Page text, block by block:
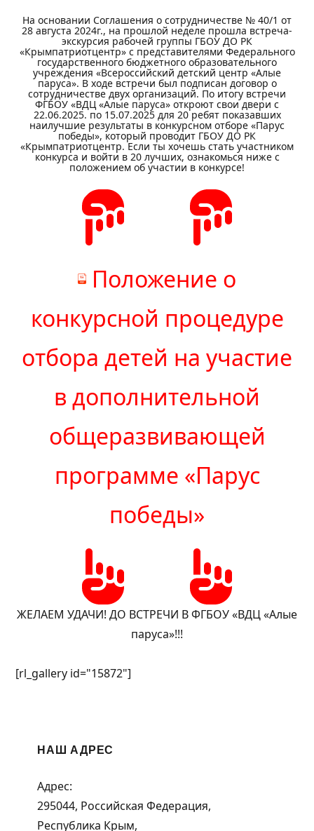
На основании Соглашения о сотрудничестве № 40/1 от
28 августа 2024г., на прошлой неделе прошла встреча-
экскурсия рабочей группы ГБОУ ДО РК
«Крымпатриотцентр» с представителями Федерального
государственного бюджетного образовательного
учреждения «Всероссийский детский центр «Алые
паруса». В ходе встречи был подписан договор о
сотрудничестве двух организаций. По итогу встречи
ФГБОУ «ВДЦ «Алые паруса» откроют свои двери с
22.06.2025. по 15.07.2025 для 20 ребят показавших
наилучшие результаты в конкурсном отборе «Парус
победы», который проводит ГБОУ ДО РК
«Крымпатриотцентр. Если ты хочешь стать участником
конкурса и войти в 20 лучших, ознакомься ниже с
положением об участии в конкурсе!
Положение о
конкурсной процедуре
отбора детей на участие
в дополнительной
общеразвивающей
программе «Парус
победы»
ЖЕЛАЕМ УДАЧИ! ДО ВСТРЕЧИ В ФГБОУ «ВДЦ «Алые
паруса»!!!
[rl_gallery id="15872"]
НАШ АДРЕС
Адрес:
295044, Российская Федерация,
Республика Крым,